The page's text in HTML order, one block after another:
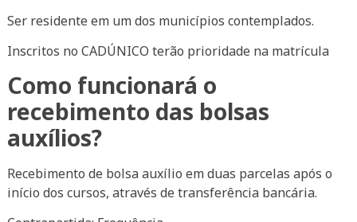
Ser residente em um dos municípios contemplados.
Inscritos no CADÚNICO terão prioridade na matrícula
Como funcionará o
recebimento das bolsas
auxílios?
Recebimento de bolsa auxílio em duas parcelas após o
início dos cursos, através de transferência bancária.